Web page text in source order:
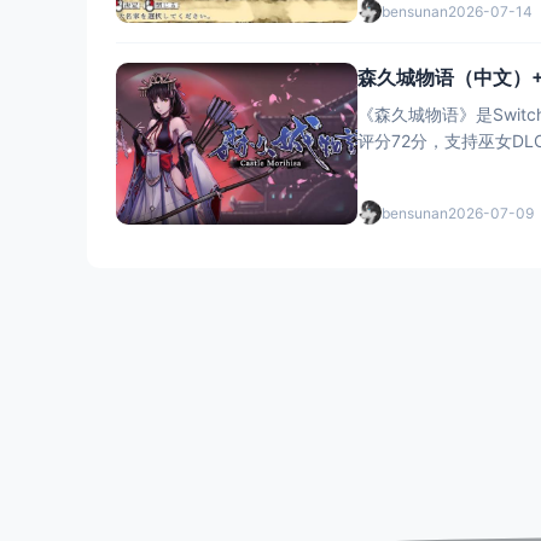
bensunan2026-07-14
森久城物语（中文
《森久城物语》是
评分72分，支持巫女
bensunan2026-07-09